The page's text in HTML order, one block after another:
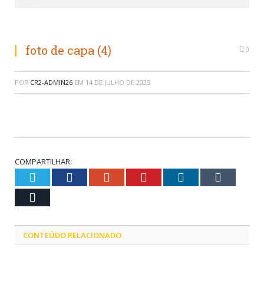
foto de capa (4) 0
POR CR2-ADMIN26 EM 14 DE JULHO DE 2025
COMPARTILHAR:
Twitter Facebook Google+ Pinterest LinkedIn
CONTEÚDO RELACIONADO